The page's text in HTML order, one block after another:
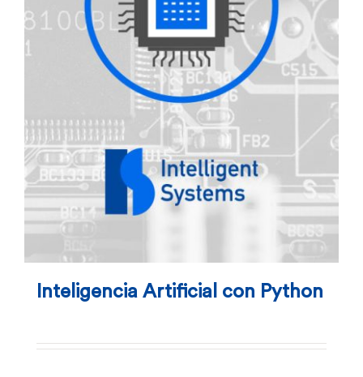
Inteligencia Artificial con Python